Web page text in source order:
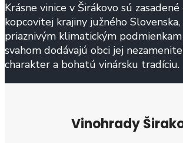
Krásne vinice v Širákovo sú
kopcovitej krajiny južného
priaznivým klimatickým
svahom dodávajú obci jej
charakter a bohatú vinársku tradíciu.
Vinohrady